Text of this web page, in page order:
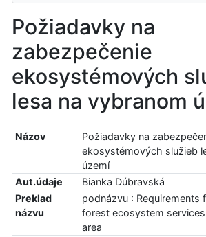
Požiadavky na
zabezpečenie
ekosystémových
lesa na vybranom
Názov
Požiadavky na
ekosystémových služieb
území
Aut.údaje
Bianka Dúbravská
Preklad
názvu
podnázvu :
forest ecosystem
area